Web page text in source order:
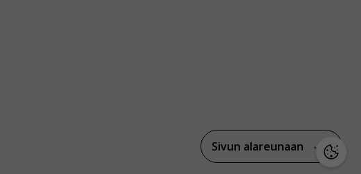
Sivun alareunaan